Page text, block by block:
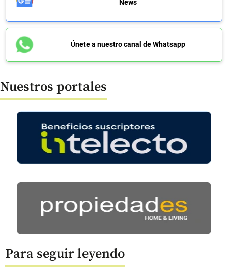
News
Únete a nuestro canal de Whatsapp
Nuestros portales
Para seguir leyendo